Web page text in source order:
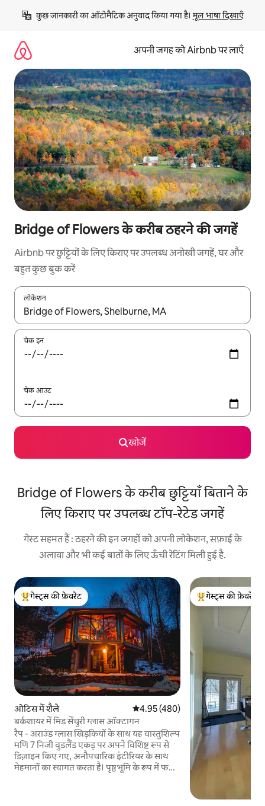
छोड़कर
कॉन्टेंट
कुछ जानकारी का ऑटोमैटिक अनुवाद किया गया है। मूल भाषा दिखाएँ
अपनी जगह को Airbnb पर लाएँ
Bridge of Flowers के करीब ठहरने की जगहें
Airbnb पर छुट्टियों के लिए किराए पर उपलब्ध अनोखी जगहें, घर और
बहुत कुछ बुक करें
लोकेशन
नतीजों के उपलब्ध होने पर, अप और डाउन 'ऐरो की' का इस्तेमाल करके नेविगेट
चेक इन
चेक आउट
खोजें
Bridge of Flowers के करीब छुट्टियाँ बिताने के
लिए किराए पर उपलब्ध टॉप-रेटेड जगहें
गेस्ट सहमत हैं : ठहरने की इन जगहों को अपनी लोकेशन, सफ़ाई के
अलावा और भी कई बातों के लिए ऊँची रेटिंग मिली हुई है.
गेस्ट्स का टॉप फ़ेवरेट
गेस्ट्स की फ़ेवरेट
ओटिस में शैले औसत रेटिंग 5 में से 4.95, 480 समीक्षाएँ
4.95 (480)
बर्कशायर में मिड सेंचुरी ग्लास ऑक्टागन
रैप - अराउंड ग्लास खिड़कियों के साथ यह वास्तुशिल्प
मणि 7 निजी वुडलैंड एकड़ पर अपने विशिष्ट रूप से
डिज़ाइन किए गए, अनौपचारिक इंटीरियर के साथ
मेहमानों का स्वागत करता है। पृष्ठभूमि के रूप में फर्श
गेस्ट्स का टॉप फ़ेवरेट
गेस्ट्स की फ़ेवरेट